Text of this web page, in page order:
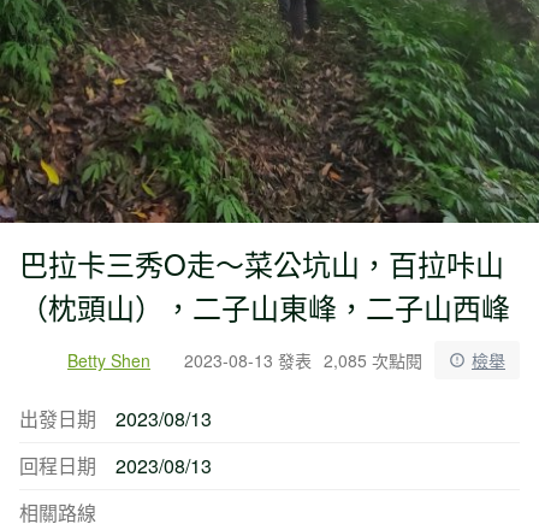
巴拉卡三秀O走～菜公坑山，百拉咔山
（枕頭山），二子山東峰，二子山西峰
Betty Shen 2023-08-13 發表 2,085 次點閱 檢舉
出發日期
2023/08/13
回程日期
2023/08/13
相關路線